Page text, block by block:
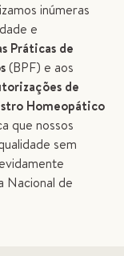
inúmeras
e
Práticas de
(BPF) e aos
de
Homeopático
que nossos
sem
Nacional de